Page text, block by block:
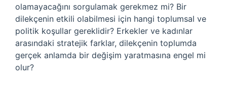
olamayacağını sorgulamak gerekmez mi? Bir
dilekçenin etkili olabilmesi için hangi toplumsal ve
politik koşullar gereklidir? Erkekler ve kadınlar
arasındaki stratejik farklar, dilekçenin toplumda
gerçek anlamda bir değişim yaratmasına engel mi
olur?